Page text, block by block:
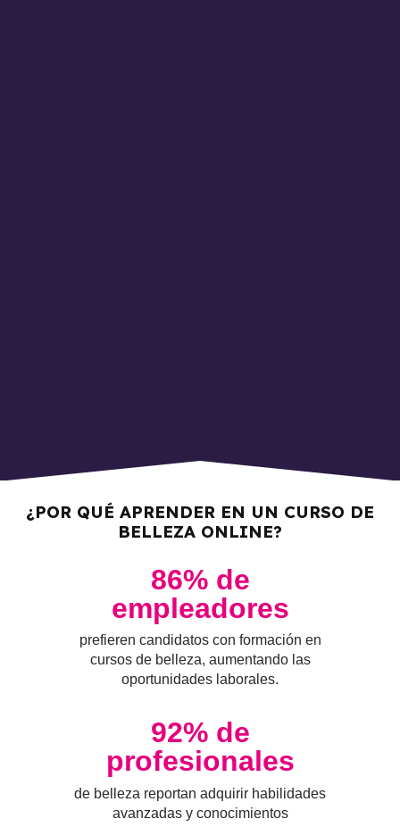
¿POR QUÉ APRENDER EN UN CURSO DE
BELLEZA ONLINE?
86% de
empleadores
prefieren candidatos con formación en
cursos de belleza, aumentando las
oportunidades laborales.
92% de
profesionales
de belleza reportan adquirir habilidades
avanzadas y conocimientos